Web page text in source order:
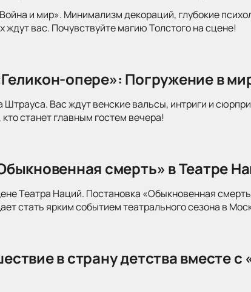
и мир». Минимализм декораций, глубокие
вас. Почувствуйте магию Толстого на сцене!
опере»: Погружение в
Вас ждут венские вальсы, интриги и
станет главным гостем вечера!
смерть» в Театре
Театра Наций. Постановка «Обыкновенная
стать ярким событием театрального сезона в
в страну детства вместе с